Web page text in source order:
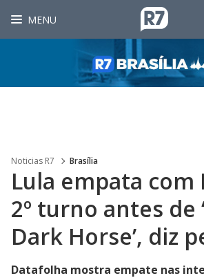
MENU
Noticias R7 Brasília
Lula empata com
2º turno antes de
Dark Horse’, diz
Datafolha mostra empate nas